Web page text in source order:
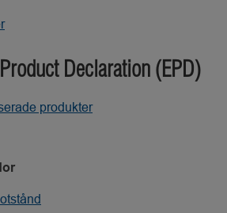
Declaration (EPD)
produkter